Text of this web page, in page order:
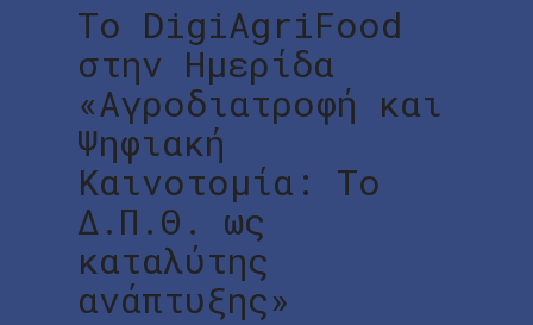
Το DigiAgriFood
στην Ημερίδα
«Αγροδιατροφή και
Ψηφιακή
Καινοτομία: Το
Δ.Π.Θ. ως
καταλύτης
ανάπτυξης»